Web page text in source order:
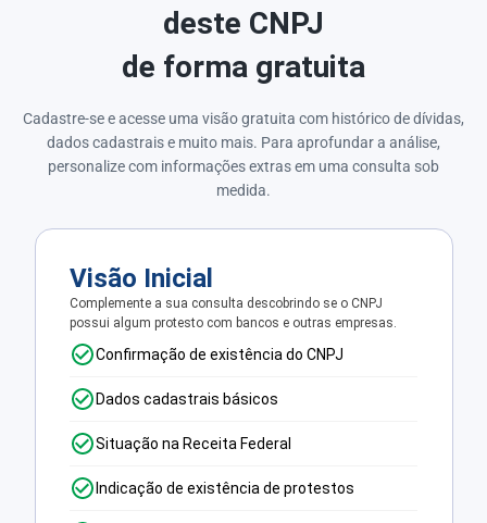
deste CNPJ
de forma gratuita
Cadastre-se e acesse uma visão gratuita com histórico de dívidas,
dados cadastrais e muito mais. Para aprofundar a análise,
personalize com informações extras em uma consulta sob
medida.
Visão Inicial
Complemente a sua consulta descobrindo se o CNPJ
possui algum protesto com bancos e outras empresas.
Confirmação de existência do CNPJ
Dados cadastrais básicos
Situação na Receita Federal
Indicação de existência de protestos